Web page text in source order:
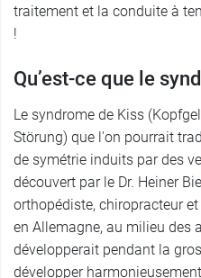
traitement et la conduite à
!
Qu’est-ce que le
Le syndrome de Kiss
Störung) que l'on pourrait
de symétrie induits par des
découvert par le Dr. Heiner
orthopédiste, chiropracteur
en Allemagne, au milieu des
développerait pendant la
développer